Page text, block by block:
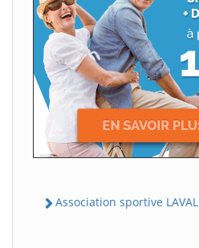
Association sportive LAVAL